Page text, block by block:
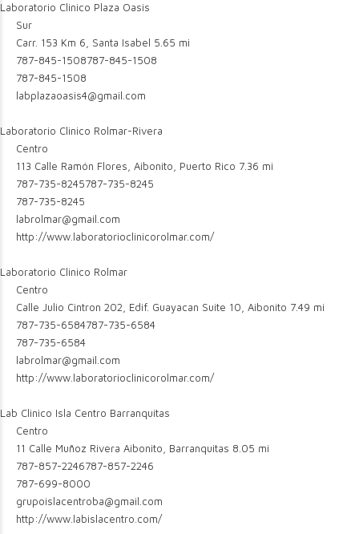
Laboratorio Clinico Plaza Oasis
Sur
Carr. 153 Km 6, Santa Isabel 5.65 mi
787-845-1508787-845-1508
787-845-1508
labplazaoasis4@gmail.com
Laboratorio Clinico Rolmar-Rivera
Centro
113 Calle Ramón Flores, Aibonito, Puerto Rico 7.36 mi
787-735-8245787-735-8245
787-735-8245
labrolmar@gmail.com
http://www.laboratorioclinicorolmar.com/
Laboratorio Clinico Rolmar
Centro
Calle Julio Cintron 202, Edif. Guayacan Suite 10, Aibonito 7.49 mi
787-735-6584787-735-6584
787-735-6584
labrolmar@gmail.com
http://www.laboratorioclinicorolmar.com/
Lab Clinico Isla Centro Barranquitas
Centro
11 Calle Muñoz Rivera Aibonito, Barranquitas 8.05 mi
787-857-2246787-857-2246
787-699-8000
grupoislacentroba@gmail.com
http://www.labislacentro.com/